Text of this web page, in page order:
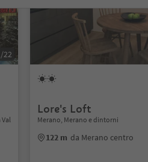
22
Lore's Loft
Merano, Merano e dintorni
122 m da Merano centro